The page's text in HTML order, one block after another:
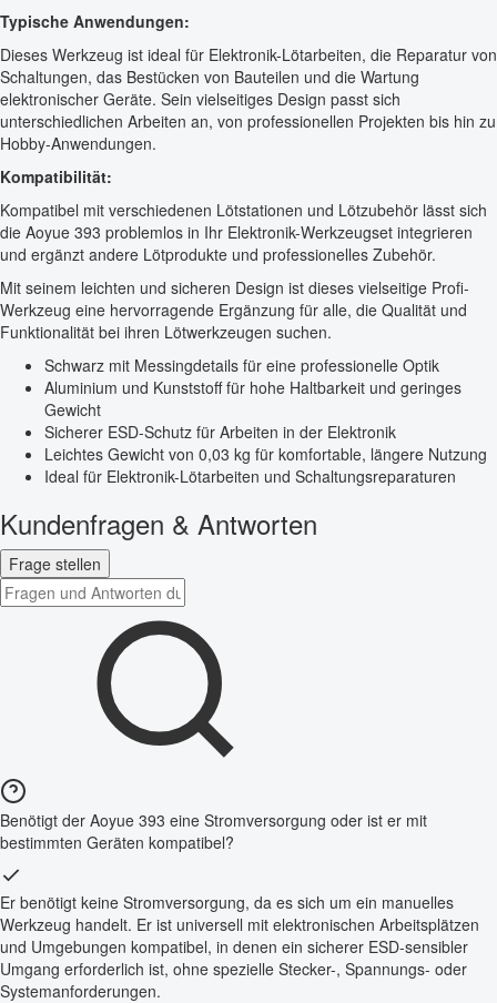
Typische Anwendungen:
Dieses Werkzeug ist ideal für Elektronik-Lötarbeiten, die Reparatur von
Schaltungen, das Bestücken von Bauteilen und die Wartung
elektronischer Geräte. Sein vielseitiges Design passt sich
unterschiedlichen Arbeiten an, von professionellen Projekten bis hin zu
Hobby-Anwendungen.
Kompatibilität:
Kompatibel mit verschiedenen Lötstationen und Lötzubehör lässt sich
die Aoyue 393 problemlos in Ihr Elektronik-Werkzeugset integrieren
und ergänzt andere Lötprodukte und professionelles Zubehör.
Mit seinem leichten und sicheren Design ist dieses vielseitige Profi-
Werkzeug eine hervorragende Ergänzung für alle, die Qualität und
Funktionalität bei ihren Lötwerkzeugen suchen.
Schwarz mit Messingdetails für eine professionelle Optik
Aluminium und Kunststoff für hohe Haltbarkeit und geringes
Gewicht
Sicherer ESD-Schutz für Arbeiten in der Elektronik
Leichtes Gewicht von 0,03 kg für komfortable, längere Nutzung
Ideal für Elektronik-Lötarbeiten und Schaltungsreparaturen
Kundenfragen & Antworten
Frage stellen
Benötigt der Aoyue 393 eine Stromversorgung oder ist er mit
bestimmten Geräten kompatibel?
Er benötigt keine Stromversorgung, da es sich um ein manuelles
Werkzeug handelt. Er ist universell mit elektronischen Arbeitsplätzen
und Umgebungen kompatibel, in denen ein sicherer ESD-sensibler
Umgang erforderlich ist, ohne spezielle Stecker-, Spannungs- oder
Systemanforderungen.